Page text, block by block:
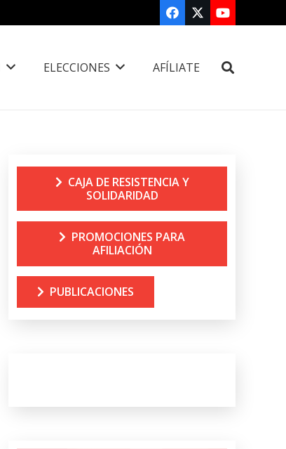
ELECCIONES AFÍLIATE
CAJA DE RESISTENCIA Y
SOLIDARIDAD
PROMOCIONES PARA
AFILIACIÓN
PUBLICACIONES